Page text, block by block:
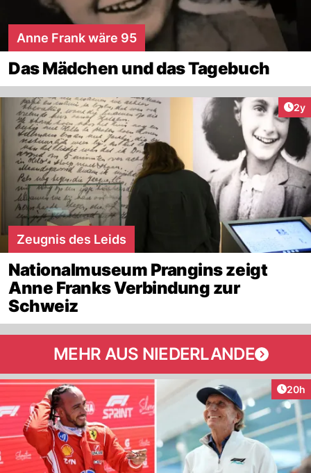
Anne Frank wäre 95
Das Mädchen und das Tagebuch
2y
Zeugnis des Leids
Nationalmuseum Prangins zeigt
Anne Franks Verbindung zur
Schweiz
MEHR AUS NIEDERLANDE
20h